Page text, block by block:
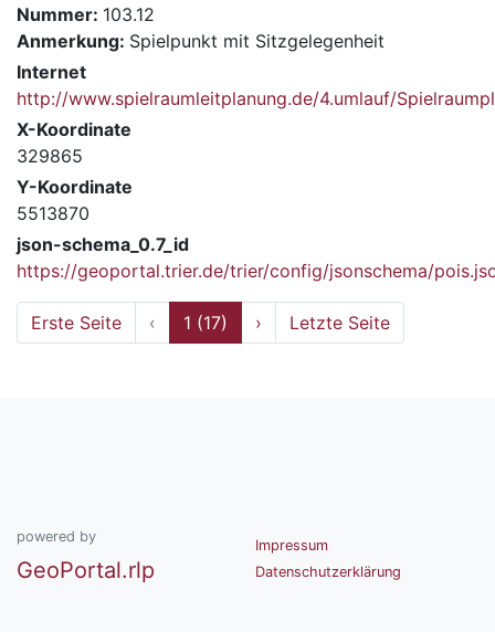
Nummer: 103.12
Anmerkung: Spielpunkt mit Sitzgelegenheit
Internet
http://www.spielraumleitplanung.de/4.umlauf/
X-Koordinate
329865
Y-Koordinate
5513870
json-schema_0.7_id
https://geoportal.trier.de/trier/config/jsonschema/
Erste Seite ‹ 1 (17) › Letzte Seite
powered by
GeoPortal.rlp
Impressum
Datenschutzerklärung